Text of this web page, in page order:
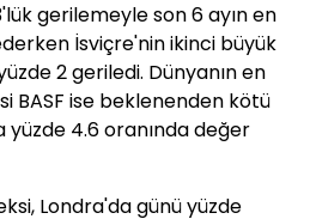
gerilemeyle son 6 ayın en
İsviçre'nin ikinci büyük
2 geriledi. Dünyanın en
BASF ise beklenenden kötü
4.6 oranında değer
Londra'da günü yüzde